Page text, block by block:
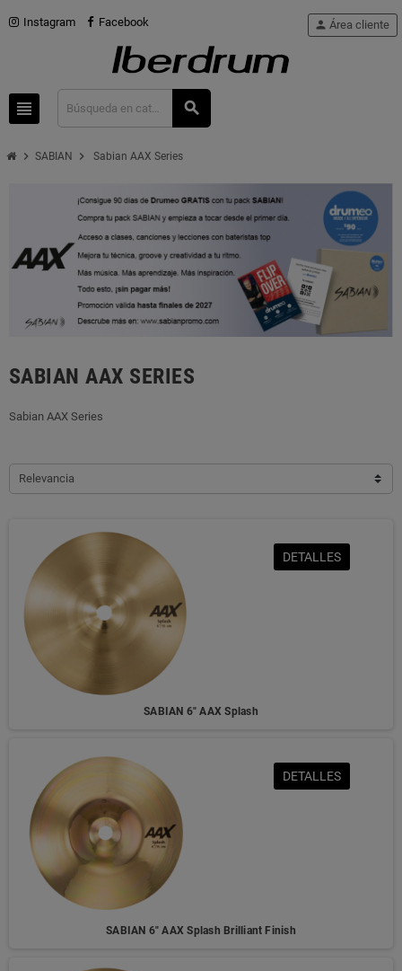
Instagram Facebook
view_headline search
person Área cliente
chevron_right SABIAN chevron_right Sabian AAX Series
SABIAN AAX SERIES
Sabian AAX Series
Relevancia
SABIAN 6" AAX Splash
DETALLES
SABIAN 6" AAX Splash Brilliant Finish
DETALLES